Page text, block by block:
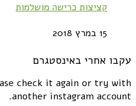
קציצות כרישה מושלמות
15 במרץ 2018
עקבו אחרי באינסטגרם
check it again or try with
another instagram account.